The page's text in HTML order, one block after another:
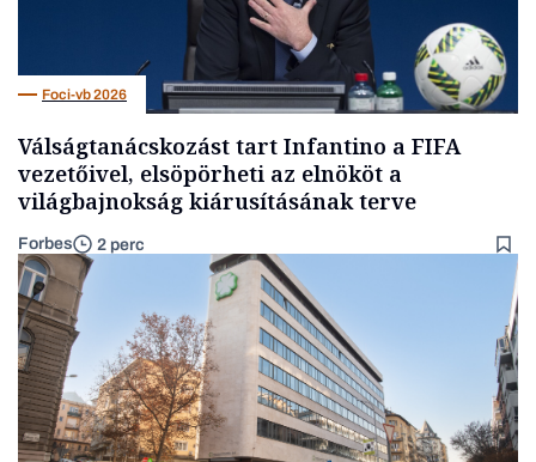
Foci-vb 2026
Válságtanácskozást tart Infantino a FIFA
vezetőivel, elsöpörheti az elnököt a
világbajnokság kiárusításának terve
Forbes 2 perc